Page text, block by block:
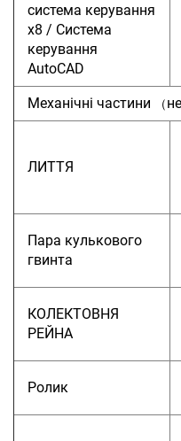
система керування
x8 / Система
керування
AutoCAD
Механічні частини （
ЛИТТЯ
Пара кулькового
гвинта
КОЛЕКТОВНЯ
РЕЙНА
Ролик